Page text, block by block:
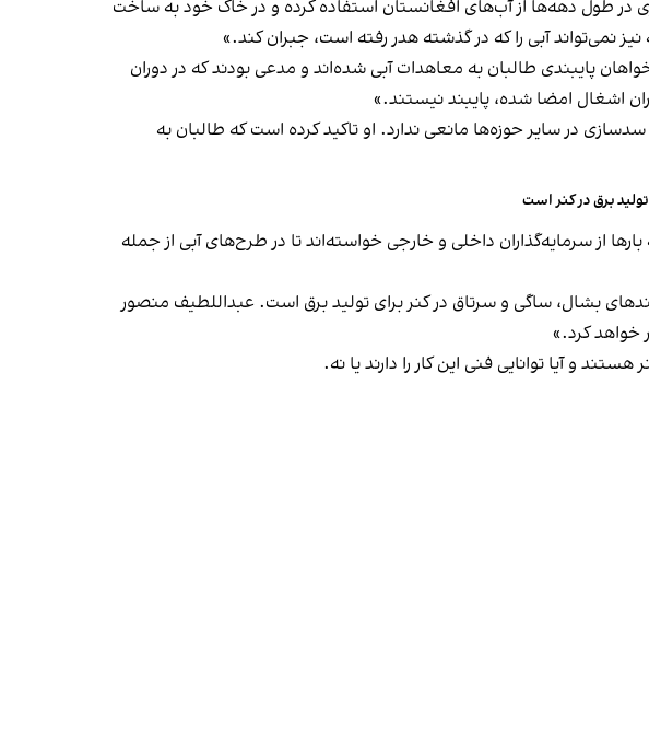
در طول دهه‌ها از آب‌های افغانستان استفاده کرده و در خاک خود به ساخت
نمی‌تواند آبی را که در گذشته هدر رفته است، جبران کند.»
پایبندی طالبان به معاهدات آبی شده‌اند و مدعی بودند که در دوران
اشغال امضا شده، پایبند نیستند.»
در سایر حوزه‌ها مانعی ندارد. او تاکید کرده است که طالبان به
برق در کنر است
از سرمایه‌گذاران داخلی و خارجی خواسته‌اند تا در طرح‌های آبی از جمله
در بندهای بشال، ساگی و سرتاق در کنر برای تولید برق است. عبداللطیف منصور
خواهد کرد.»
و آیا توانایی فنی این کار را دارند یا نه.